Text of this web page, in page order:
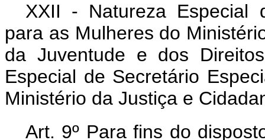
XXII - Natureza Especial
para as Mulheres do
da Juventude e dos
Especial de Secretário
Ministério da Justiça e
Art. 9º Para fins do